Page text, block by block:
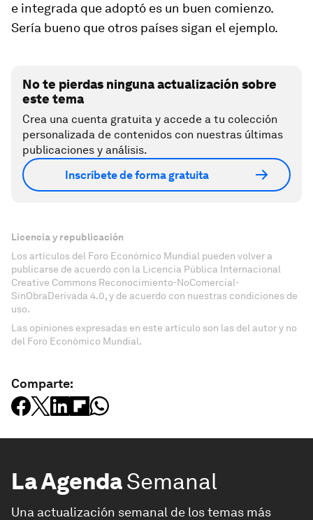
e integrada que adoptó es un buen comienzo.
Sería bueno que otros países sigan el ejemplo.
No te pierdas ninguna actualización sobre
este tema
Crea una cuenta gratuita y accede a tu colección
personalizada de contenidos con nuestras últimas
publicaciones y análisis.
Inscríbete de forma gratuita
Licencia y republicación
Los artículos del Foro Económico Mundial pueden volver a
publicarse de acuerdo con la Licencia Pública Internacional
Creative Commons Reconocimiento-NoComercial-
SinObraDerivada 4.0, y de acuerdo con nuestras condiciones de
uso.
Las opiniones expresadas en este artículo son las del autor y no
del Foro Económico Mundial.
Comparte:
La AgendaSemanal
Una actualización semanal de los temas más